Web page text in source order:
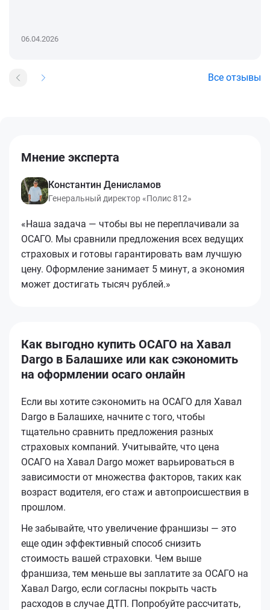
06.04.2026
Все отзывы
Мнение эксперта
Константин Денисламов
Генеральный директор «Полис 812»
«Наша задача — чтобы вы не переплачивали за
ОСАГО. Мы сравнили предложения всех ведущих
страховых и готовы гарантировать вам лучшую
цену. Оформление занимает 5 минут, а экономия
может достигать тысяч рублей.»
Как выгодно купить ОСАГО на Хавал
Dargo в Балашихе или как сэкономить
на оформлении осаго онлайн
Если вы хотите сэкономить на ОСАГО для Хавал
Dargo в Балашихе, начните с того, чтобы
тщательно сравнить предложения разных
страховых компаний. Учитывайте, что цена
ОСАГО на Хавал Dargo может варьироваться в
зависимости от множества факторов, таких как
возраст водителя, его стаж и автопроисшествия в
прошлом.
Не забывайте, что увеличение франшизы — это
еще один эффективный способ снизить
стоимость вашей страховки. Чем выше
франшиза, тем меньше вы заплатите за ОСАГО на
Хавал Dargo, если согласны покрыть часть
расходов в случае ДТП. Попробуйте рассчитать,